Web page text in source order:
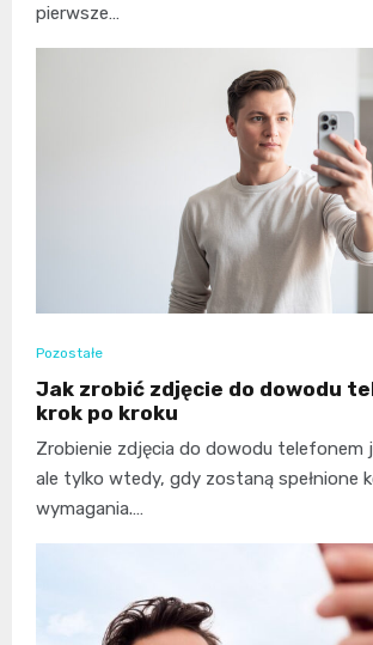
pierwsze…
Pozostałe
Jak zrobić zdjęcie do dowodu
krok po kroku
Zrobienie zdjęcia do dowodu telefonem
ale tylko wtedy, gdy zostaną spełnione
wymagania.…